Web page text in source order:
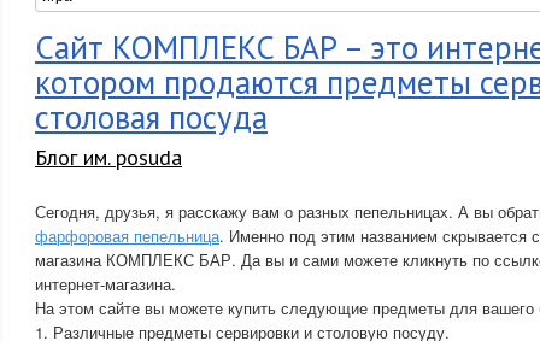
Сайт КОМПЛЕКС БАР – это
котором продаются предметы
столовая посуда
Блог им. posuda
Сегодня, друзья, я расскажу вам о разных пепельницах. А вы
фарфоровая пепельница. Именно под этим названием скрывается
магазина КОМПЛЕКС БАР. Да вы и сами можете кликнуть по
интернет-магазина.
На этом сайте вы можете купить следующие предметы для
1. Различные предметы сервировки и столовую посуду.